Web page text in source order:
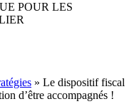
POUR LES
» Le dispositif fiscal
d’être accompagnés !